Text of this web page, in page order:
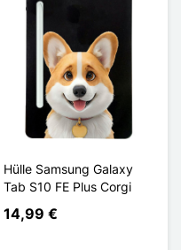
Hülle Samsung Galaxy
Tab S10 FE Plus Corgi
14,99 €